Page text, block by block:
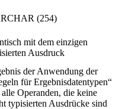
(254)
mit dem einzigen
Ausdruck
der Anwendung der
für Ergebnisdatentypen
Operanden, die keine
typisierten Ausdrücke sind